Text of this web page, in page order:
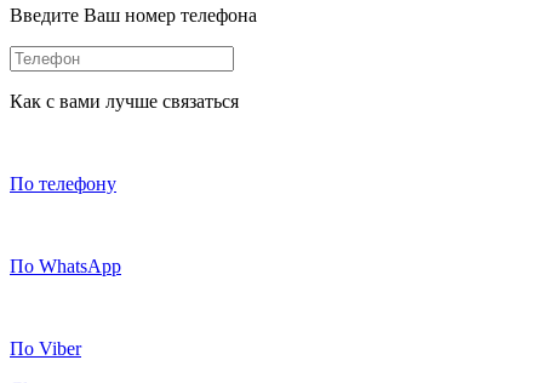
Введите Ваш номер телефона
Как с вами лучше связаться
По телефону
По WhatsApp
По Viber